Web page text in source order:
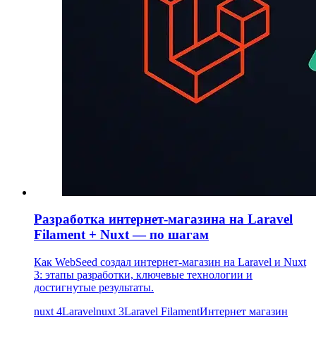
Разработка интернет-магазина на Laravel
Filament + Nuxt — по шагам
Как WebSeed создал интернет-магазин на Laravel и Nuxt
3: этапы разработки, ключевые технологии и
достигнутые результаты.
nuxt 4Laravelnuxt 3Laravel FilamentИнтернет магазин